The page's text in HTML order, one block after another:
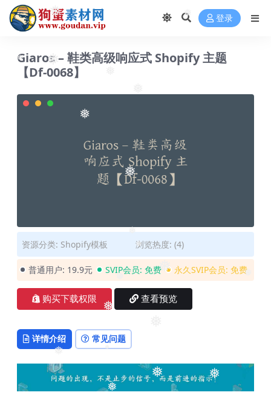
❅ ❅
❅
❅
❅
❅
❅
❅
❅
❅ ❅
登录
Giaros – 鞋类高级响应式 Shopify 主题
【Df-0068】
资源分类: Shopify模板 浏览热度: (4)
普通用户: 19.9元 SVIP会员: 免费 永久SVIP会员: 免费
购买下载权限 查看预览
详情介绍 常见问题